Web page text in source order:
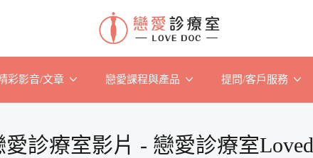
彩影音/文章 戀愛課程與產品 提問/客戶服務
愛診療室影片 - 戀愛診療室